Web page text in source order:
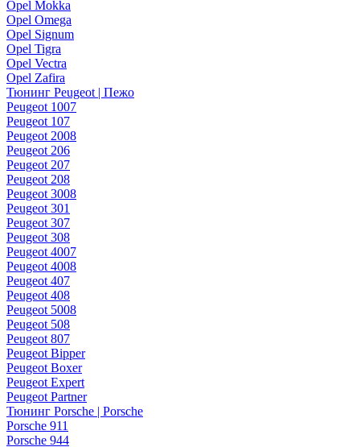
Opel Mokka
Opel Omega
Opel Signum
Opel Tigra
Opel Vectra
Opel Zafira
Тюнинг Peugeot | Пежо
Peugeot 1007
Peugeot 107
Peugeot 2008
Peugeot 206
Peugeot 207
Peugeot 208
Peugeot 3008
Peugeot 301
Peugeot 307
Peugeot 308
Peugeot 4007
Peugeot 4008
Peugeot 407
Peugeot 408
Peugeot 5008
Peugeot 508
Peugeot 807
Peugeot Bipper
Peugeot Boxer
Peugeot Expert
Peugeot Partner
Тюнинг Porsche | Porsche
Porsche 911
Porsche 944